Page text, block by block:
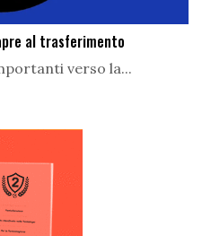
al trasferimento
verso la...